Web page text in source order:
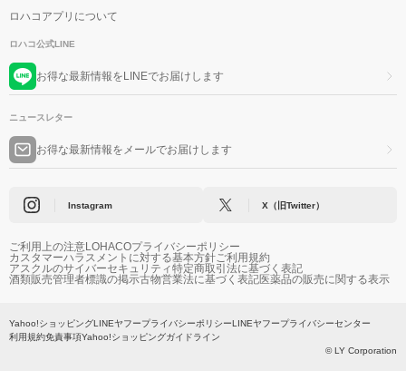
ロハコアプリについて
ロハコ公式LINE
お得な最新情報をLINEでお届けします
ニュースレター
お得な最新情報をメールでお届けします
Instagram X（旧Twitter）
ご利用上の注意LOHACOプライバシーポリシー
カスタマーハラスメントに対する基本方針ご利用規約
アスクルのサイバーセキュリティ特定商取引法に基づく表記
酒類販売管理者標識の掲示古物営業法に基づく表記医薬品の販売に関する表示
Yahoo!ショッピングLINEヤフープライバシーポリシーLINEヤフープライバシーセンター
利用規約免責事項Yahoo!ショッピングガイドライン
© LY Corporation